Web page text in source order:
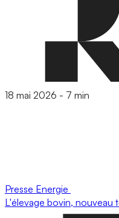
18 mai 2026 - 7 min
Presse Energie
L'élevage bovin, nouveau